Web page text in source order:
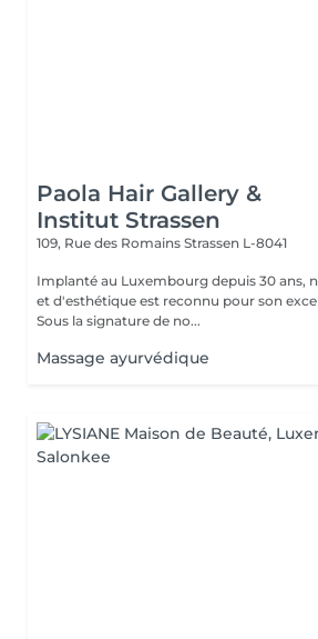
Paola Hair Gallery &
Institut Strassen
109, Rue des Romains Strassen L-8041
Implanté au Luxembourg depuis 30 ans,
et d'esthétique est reconnu pour son
Sous la signature de no...
Massage ayurvédique